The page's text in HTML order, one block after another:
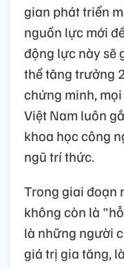
gian phát triển
nguồn lực mới
động lực này sẽ
thể tăng trưởng
chứng minh,
Việt Nam luôn
khoa học công
ngũ trí thức.
Trong giai đoạn
không còn là
là những người
giá trị gia tăng,